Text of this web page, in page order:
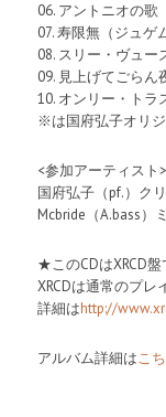
06. アントニオの歌
07. 寿限無（ジュゲ
08. スリー・ヴュー
09. 見上げてごらん
10. オンリー・トラ
※は国府弘子オリ
<参加アーティスト>
国府弘子（pf.）ク
Mcbride（A.bass）
★このCDはXRCD盤
XRCDは通常のプレ
詳細はhttp://
アルバム詳細はこ